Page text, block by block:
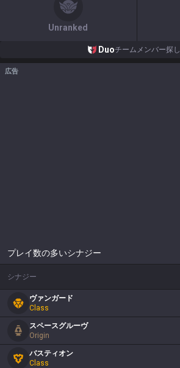
Unranked
Duoチームメンバー探し
広告
プレイ数の多いシナジー
シナジー
ヴァンガード
Class
スペースグルーヴ
Origin
バスティオン
Class